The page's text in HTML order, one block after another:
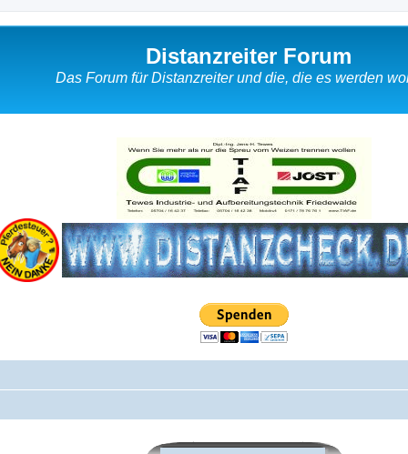
Distanzreiter Forum
Das Forum für Distanzreiter und die, die es werden